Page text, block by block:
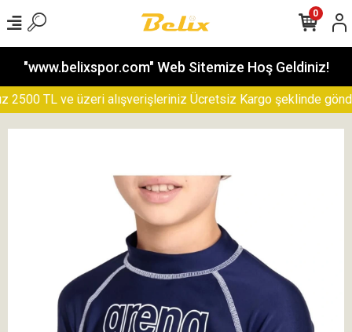
"www.belixspor.com" Web Sitemize Hoş Geldiniz!
TL ve üzeri alışverişleriniz Ücretsiz Kargo şeklinde
0